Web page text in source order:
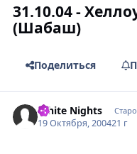
31.10.04 -
(Шабаш)
Поделиться
White Nights
19 Октября, 200421 г